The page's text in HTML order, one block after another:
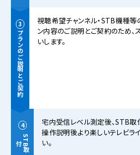
プランのご説明とご契約
視聴希望チャンネル・STB機種等
ン内容のご説明とご契約のため、
いします。
S
T
B
取
付
宅内受信レベル測定後、STB取
操作説明後より楽しいテレビラ
い。